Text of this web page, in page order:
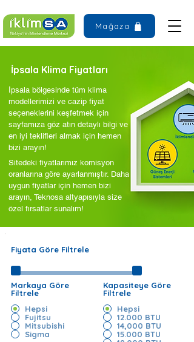
Mağaza
İpsala Klima Fiyatları
İpsala bölgesinde tüm klima
modellerimizi ve cazip fiyat
seçeneklerini keşfetmek için
sayfamıza göz atın detaylı bilgi ve
en iyi teklifleri almak için hemen
bizi arayın!
Sitedeki fiyatlarımız komisyon
oranlarına göre ayarlanmıştır. Daha
uygun fiyatlar için hemen bizi
arayın, Teknosa altyapısıyla size
özel fırsatlar sunalım!
Fiyata Göre Filtrele
Markaya Göre
Filtrele
Hepsi
Fujitsu
Mitsubishi
Sigma
Kapasiteye Göre
Filtrele
Hepsi
12.000 BTU
14,000 BTU
15.000 BTU